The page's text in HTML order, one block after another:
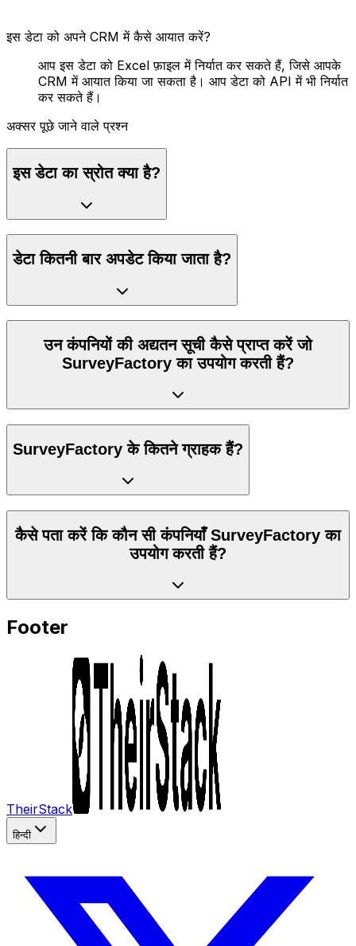
इस डेटा को अपने CRM में कैसे आयात करें?
आप इस डेटा को Excel फ़ाइल में निर्यात कर सकते हैं, जिसे आपके
CRM में आयात किया जा सकता है। आप डेटा को API में भी निर्यात
कर सकते हैं।
अक्सर पूछे जाने वाले प्रश्न
इस डेटा का स्रोत क्या है?
डेटा कितनी बार अपडेट किया जाता है?
उन कंपनियों की अद्यतन सूची कैसे प्राप्त करें जो
SurveyFactory का उपयोग करती हैं?
SurveyFactory के कितने ग्राहक हैं?
कैसे पता करें कि कौन सी कंपनियाँ SurveyFactory का
उपयोग करती हैं?
Footer
TheirStack
हिन्दी